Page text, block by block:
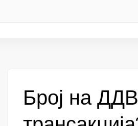
Број на